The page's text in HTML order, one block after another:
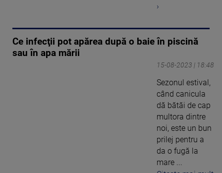
›
Ce infecţii pot apărea după o baie în piscină
sau în apa mării
15-08-2023 | 18:48
Sezonul estival,
când canicula
dă bătăi de cap
multora dintre
noi, este un bun
prilej pentru a
da o fugă la
mare ...